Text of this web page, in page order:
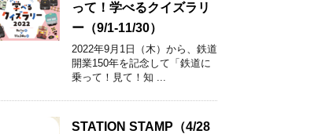
って！学べるクイズラリ
ー（9/1-11/30）
2022年9月1日（木）から、鉄道
開業150年を記念して「鉄道に
乗って！見て！知 ...
STATION STAMP（4/28